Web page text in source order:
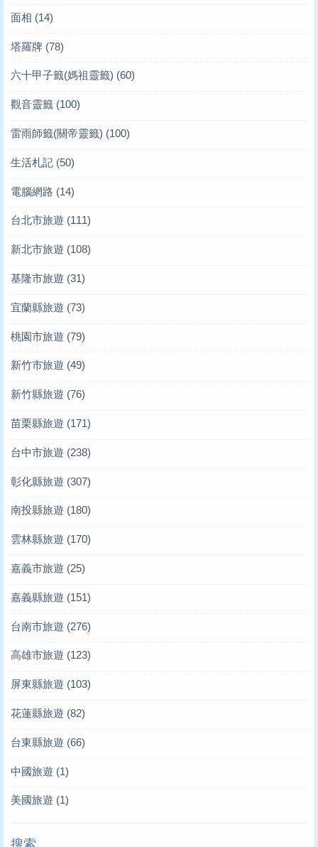
面相 (14)
塔羅牌 (78)
六十甲子籤(媽祖靈籤) (60)
觀音靈籤 (100)
雷雨師籤(關帝靈籤) (100)
生活札記 (50)
電腦網路 (14)
台北市旅遊 (111)
新北市旅遊 (108)
基隆市旅遊 (31)
宜蘭縣旅遊 (73)
桃園市旅遊 (79)
新竹市旅遊 (49)
新竹縣旅遊 (76)
苗栗縣旅遊 (171)
台中市旅遊 (238)
彰化縣旅遊 (307)
南投縣旅遊 (180)
雲林縣旅遊 (170)
嘉義市旅遊 (25)
嘉義縣旅遊 (151)
台南市旅遊 (276)
高雄市旅遊 (123)
屏東縣旅遊 (103)
花蓮縣旅遊 (82)
台東縣旅遊 (66)
中國旅遊 (1)
美國旅遊 (1)